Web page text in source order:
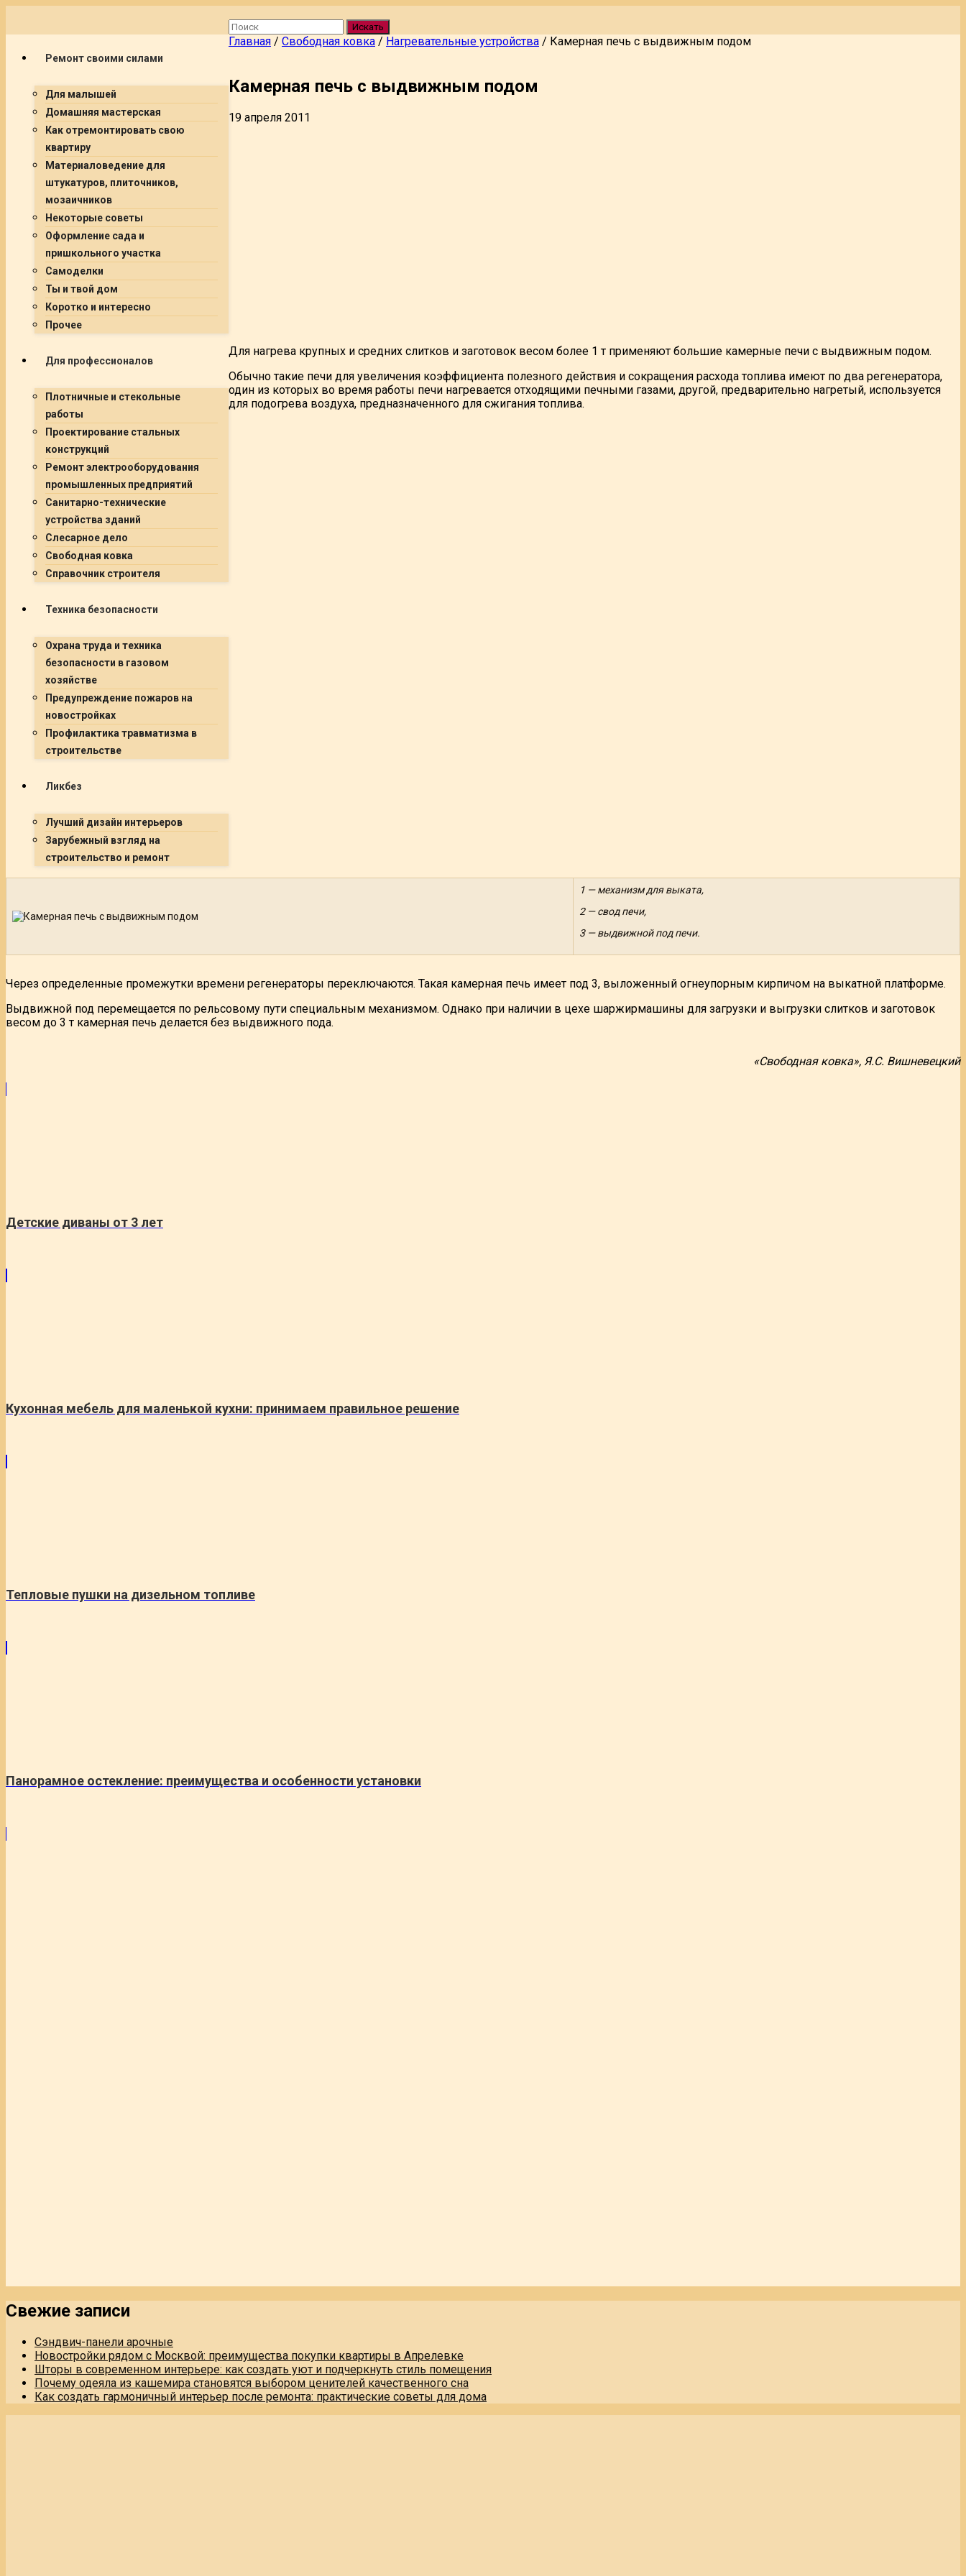
Ремонт своими силами
Для малышей
Домашняя мастерская
Как отремонтировать свою
квартиру
Материаловедение для
штукатуров, плиточников,
мозаичников
Некоторые советы
Оформление сада и
пришкольного участка
Самоделки
Ты и твой дом
Коротко и интересно
Прочее
Для профессионалов
Плотничные и стекольные
работы
Проектирование стальных
конструкций
Ремонт электрооборудования
промышленных предприятий
Санитарно-технические
устройства зданий
Слесарное дело
Свободная ковка
Справочник строителя
Техника безопасности
Охрана труда и техника
безопасности в газовом
хозяйстве
Предупреждение пожаров на
новостройках
Профилактика травматизма в
строительстве
Ликбез
Лучший дизайн интерьеров
Зарубежный взгляд на
строительство и ремонт
Искать
Главная / Свободная ковка / Нагревательные устройства / Камерная печь с выдвижным подом
Камерная печь с выдвижным подом
19 апреля 2011
Для нагрева крупных и средних слитков и заготовок весом более 1 т применяют большие камерные печи с выдвижным подом.
Обычно такие печи для увеличения коэффициента полезного действия и сокращения расхода топлива имеют по два регенератора,
один из которых во время работы печи нагревается отходящими печными газами, другой, предварительно нагретый, используется
для подогрева воздуха, предназначенного для сжигания топлива.
1 — механизм для выката,
2 — свод печи,
3 — выдвижной под печи.
Через определенные промежутки времени регенераторы переключаются. Такая камерная печь имеет под 3, выложенный огнеупорным кирпичом на выкатной платформе.
Выдвижной под перемещается по рельсовому пути специальным механизмом. Однако при наличии в цехе шаржирмашины для загрузки и выгрузки слитков и заготовок
весом до 3 т камерная печь делается без выдвижного пода.
«Свободная ковка», Я.С. Вишневецкий
Детские диваны от 3 лет
Кухонная мебель для маленькой кухни: принимаем правильное решение
Тепловые пушки на дизельном топливе
Панорамное остекление: преимущества и особенности установки
Свежие записи
Сэндвич-панели арочные
Новостройки рядом с Москвой: преимущества покупки квартиры в Апрелевке
Шторы в современном интерьере: как создать уют и подчеркнуть стиль помещения
Почему одеяла из кашемира становятся выбором ценителей качественного сна
Как создать гармоничный интерьер после ремонта: практические советы для дома